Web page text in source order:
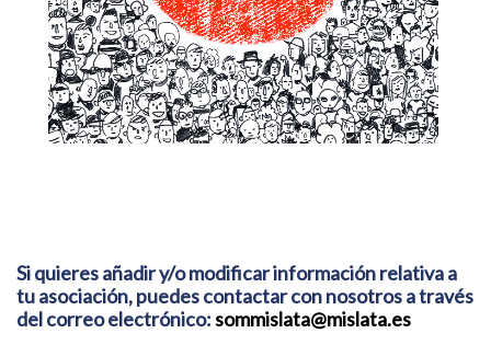
Si quieres añadir y/o modificar información relativa a
tu asociación, puedes contactar con nosotros a través
del correo electrónico:sommislata@mislata.es